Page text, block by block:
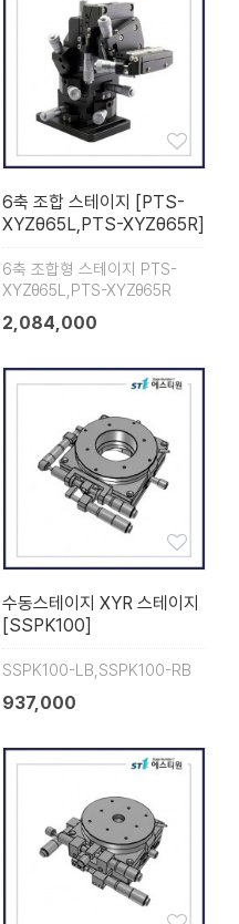
6축 조합 스테이지 [PTS-
XYZθ65L,PTS-XYZθ65R]
6축 조합형 스테이지 PTS-
XYZθ65L,PTS-XYZθ65R
2,084,000
수동스테이지 XYR 스테이지
[SSPK100]
SSPK100-LB,SSPK100-RB
937,000